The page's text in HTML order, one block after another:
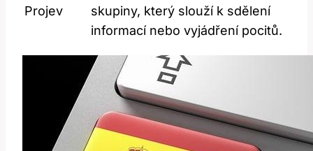
Projev
skupiny, který slouží k sdělení
informací nebo vyjádření pocitů.